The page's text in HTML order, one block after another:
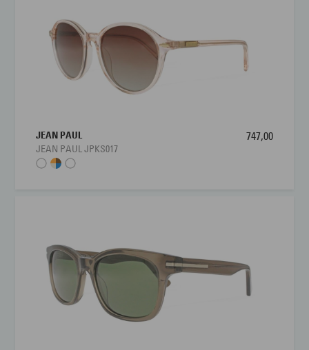
JEAN PAUL
JEAN PAUL JPKS017
747,00